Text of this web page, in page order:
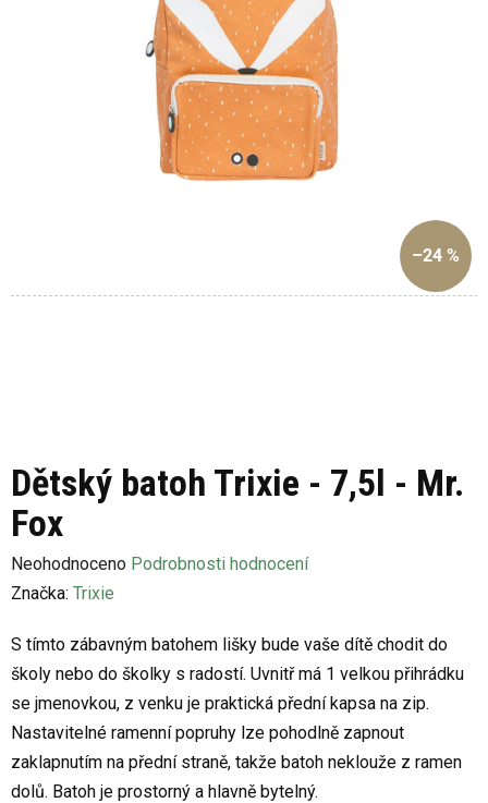
Dětský batoh Trixie - 7,5l - Mr.
Fox
Průměrné
hodnocení
je
0,0
z
5
hvězdiček.
Neohodnoceno Podrobnosti hodnocení
Značka: Trixie
S tímto zábavným batohem lišky bude vaše dítě chodit do
školy nebo do školky s radostí. Uvnitř má 1 velkou přihrádku
se jmenovkou, z venku je praktická přední kapsa na zip.
Nastavitelné ramenní popruhy lze pohodlně zapnout
zaklapnutím na přední straně, takže batoh neklouže z ramen
dolů. Batoh je prostorný a hlavně bytelný.
–24 %